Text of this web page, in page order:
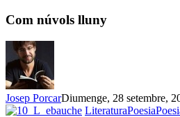
Com núvols lluny
Josep PorcarDiumenge, 28 setembre,
LiteraturaPoesia